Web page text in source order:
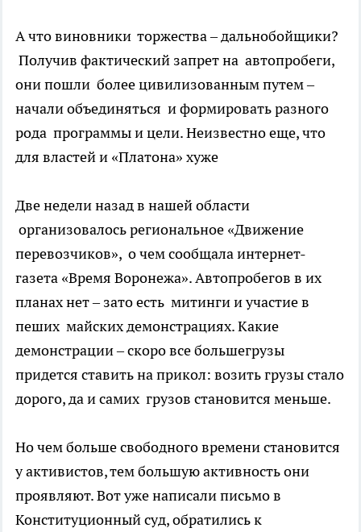
А что виновники торжества – дальнобойщики?
Получив фактический запрет на автопробеги,
они пошли более цивилизованным путем –
начали объединяться и формировать разного
рода программы и цели. Неизвестно еще, что
для властей и «Платона» хуже
Две недели назад в нашей области
организовалось региональное «Движение
перевозчиков», о чем сообщала интернет-
газета «Время Воронежа». Автопробегов в их
планах нет – зато есть митинги и участие в
пеших майских демонстрациях. Какие
демонстрации – скоро все большегрузы
придется ставить на прикол: возить грузы стало
дорого, да и самих грузов становится меньше.
Но чем больше свободного времени становится
у активистов, тем большую активность они
проявляют. Вот уже написали письмо в
Конституционный суд, обратились к